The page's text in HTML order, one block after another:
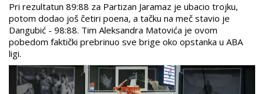
Pri rezultatun 89:88 za Partizan Jaramaz je ubacio trojku,
potom dodao još četiri poena, a tačku na meč stavio je
Dangubić - 98:88. Tim Aleksandra Matovića je ovom
pobedom faktički prebrinuo sve brige oko opstanka u ABA
ligi.